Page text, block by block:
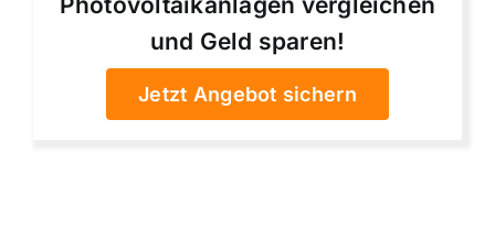
und Geld sparen!
Jetzt Angebot sichern